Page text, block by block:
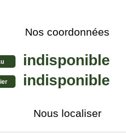
Nos coordonnées
indisponible
indisponible
Nous localiser